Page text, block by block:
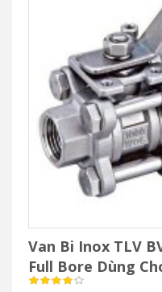
Van Bi Inox TLV
Full Bore Dùng